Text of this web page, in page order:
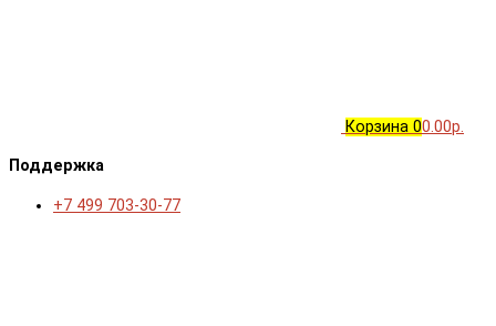
Корзина 00.00р.
Поддержка
+7 499 703-30-77